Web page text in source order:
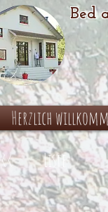
Bed
Herzlich
<<
Liste